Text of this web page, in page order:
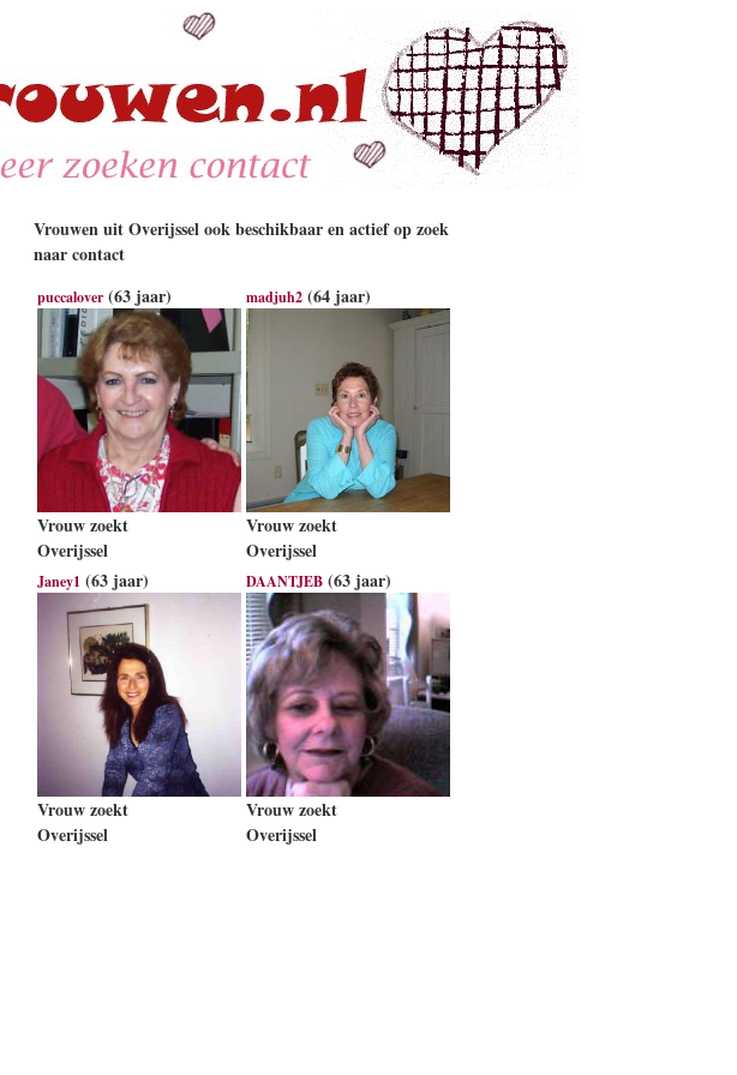
Vrouwen uit Overijssel ook beschikbaar en actief op zoek
naar contact
puccalover(63 jaar)
Vrouw zoekt
Overijssel
madjuh2(64 jaar)
Vrouw zoekt
Overijssel
Janey1 (63 jaar)
Vrouw zoekt
Overijssel
DAANTJEB(63 jaar)
Vrouw zoekt
Overijssel